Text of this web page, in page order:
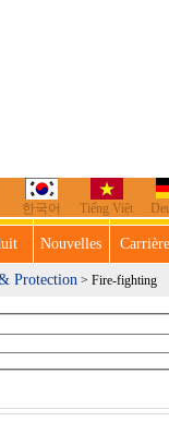
한국어 Tiếng Việt
Nouvelles
Protection > Fire-fighting